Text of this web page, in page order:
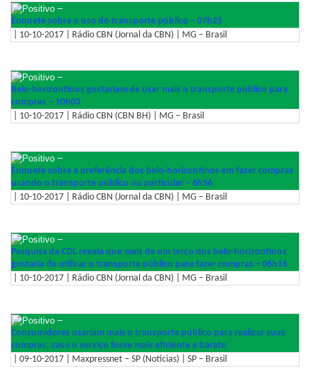
–
Enquete sobre o uso do transporte público – 07h25
| 10-10-2017 | Rádio CBN (Jornal da CBN) | MG – Brasil
–
Belo-horizontinos gostariam de usar mais o transporte público para
compras – 10h03
| 10-10-2017 | Rádio CBN (CBN BH) | MG – Brasil
–
Enquete sobre a preferência dos belo-horizontinos em fazer compras
usando o transporte público ou particular – 6h56
| 10-10-2017 | Rádio CBN (Jornal da CBN) | MG – Brasil
–
Pesquisa da CDL revela que mais de um terço dos belo-horizontinos
gostaria de utilizar o transporte público para fazer compras – 06h16
| 10-10-2017 | Rádio CBN (Jornal da CBN) | MG – Brasil
–
Consumidores usariam mais o transporte público para realizar suas
compras, caso o serviço fosse mais eficiente e barato
| 09-10-2017 | Maxpressnet – SP (Notícias) | SP – Brasil